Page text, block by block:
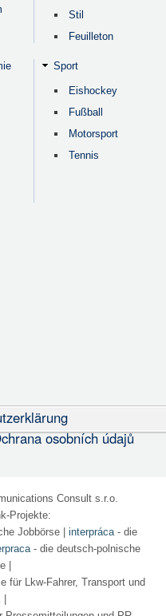
Stil
Feuilleton
Sport
Eishockey
Fußball
Motorsport
Tennis
osobních údajů
Consult s.r.o.
Projekte:
Jobbörse| interpráca- die
- die deutsch-polnische
|
für Lkw-Fahrer, Transport und
|